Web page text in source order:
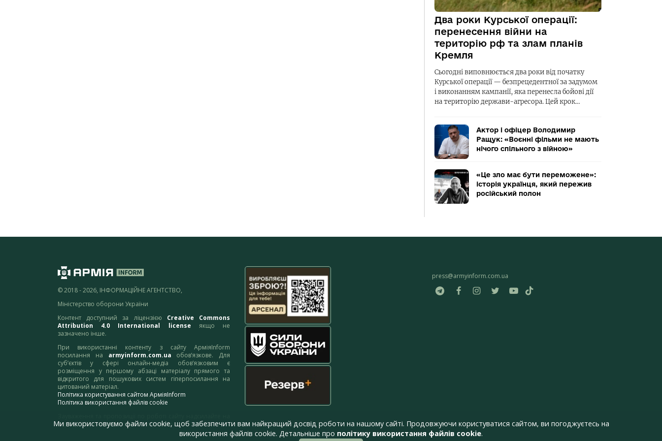
Два роки Курської операції:
перенесення війни на
територію рф та злам планів
Кремля
Сьогодні виповнюється два роки від початку
Курської операції — безпрецедентної за задумом
і виконанням кампанії, яка перенесла бойові дії
на територію держави-агресора. Цей крок…
Актор і офіцер Володимир
Ращук: «Воєнні фільми не мають
нічого спільного з війною»
«Це зло має бути переможене»:
історія українця, який пережив
російський полон
© 2018 - 2026, ІНФОРМАЦІЙНЕ АГЕНТСТВО,
Міністерство оборони України
Контент доступний за ліцензією Creative Commons
Attribution 4.0 International license якщо не
зазначено інше.
При використанні контенту з сайту АрміяInform
посилання на armyinform.com.ua обов’язкове. Для
суб’єктів у сфері онлайн-медіа обов’язковим є
розміщення у першому абзаці матеріалу прямого та
відкритого для пошукових систем гіперпосилання на
цитований матеріал.
Політика користування сайтом АрміяInform
Політика використання файлів cookie
адресу:webmaster@armyinform.com.ua
press@armyinform.com.ua
Ми використовуємо файли cookie, щоб забезпечити вам найкращий досвід роботи на нашому сайті. Продовжуючи користуватися сайтом, ви погоджуєтесь на
використання файлів cookie. Детальніше про політику використання файлів cookie.